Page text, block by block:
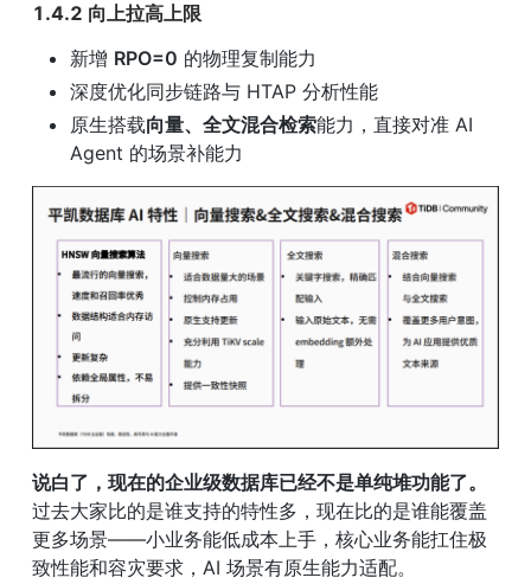
1.4.2 向上拉高上限
新增 RPO=0 的物理复制能力
深度优化同步链路与 HTAP 分析性能
原生搭载向量、全文混合检索能力，直接对准 AI
Agent 的场景补能力
说白了，现在的企业级数据库已经不是单纯堆功能了。
过去大家比的是谁支持的特性多，现在比的是谁能覆盖
更多场景——小业务能低成本上手，核心业务能扛住极
致性能和容灾要求，AI 场景有原生能力适配。